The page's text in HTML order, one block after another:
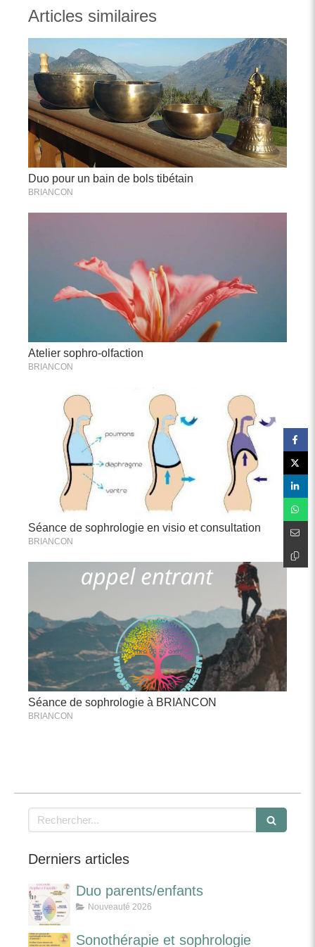
Articles similaires
Duo pour un bain de bols tibétain
BRIANCON
Atelier sophro-olfaction
BRIANCON
Séance de sophrologie en visio et consultation
BRIANCON
Séance de sophrologie à BRIANCON
BRIANCON
Rechercher
Derniers articles
Duo parents/enfants
Nouveauté 2026
Sonothérapie et sophrologie